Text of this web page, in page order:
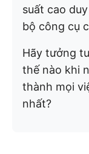
suất cao
bộ công cụ
Hãy tưởng
thế nào khi
thành mọi
nhất?